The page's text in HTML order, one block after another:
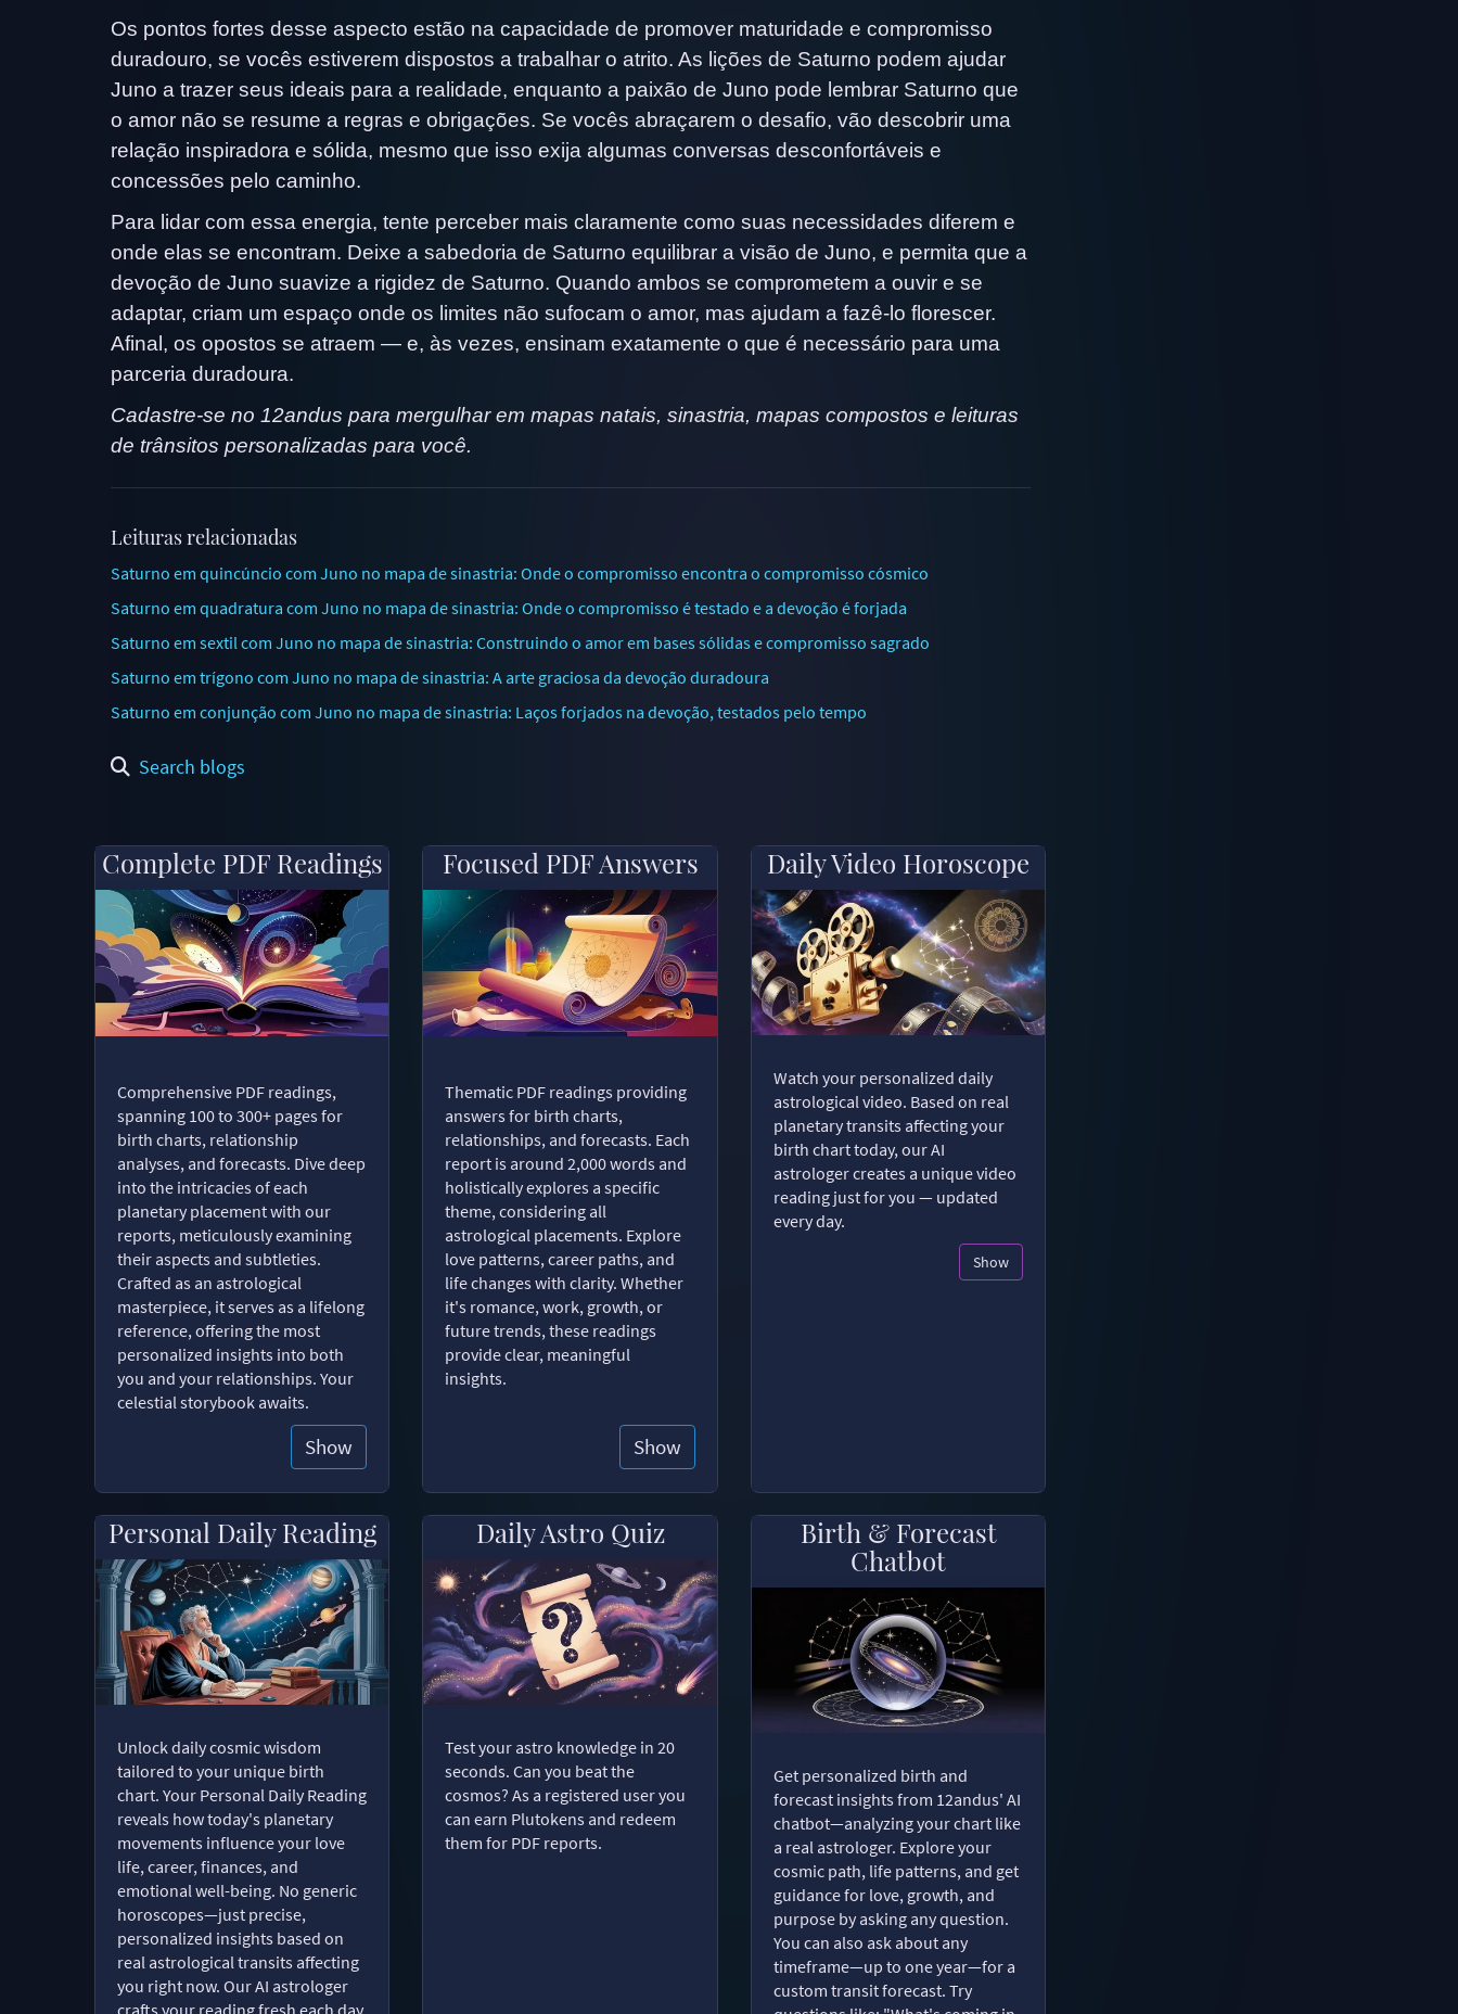
Os pontos fortes desse aspecto estão na capacidade de promover maturidade e compromisso
duradouro, se vocês estiverem dispostos a trabalhar o atrito. As lições de Saturno podem ajudar
Juno a trazer seus ideais para a realidade, enquanto a paixão de Juno pode lembrar Saturno que
o amor não se resume a regras e obrigações. Se vocês abraçarem o desafio, vão descobrir uma
relação inspiradora e sólida, mesmo que isso exija algumas conversas desconfortáveis e
concessões pelo caminho.
Para lidar com essa energia, tente perceber mais claramente como suas necessidades diferem e
onde elas se encontram. Deixe a sabedoria de Saturno equilibrar a visão de Juno, e permita que a
devoção de Juno suavize a rigidez de Saturno. Quando ambos se comprometem a ouvir e se
adaptar, criam um espaço onde os limites não sufocam o amor, mas ajudam a fazê-lo florescer.
Afinal, os opostos se atraem — e, às vezes, ensinam exatamente o que é necessário para uma
parceria duradoura.
Cadastre-se no 12andus para mergulhar em mapas natais, sinastria, mapas compostos e leituras
de trânsitos personalizadas para você.
Leituras relacionadas
Saturno em quincúncio com Juno no mapa de sinastria: Onde o compromisso encontra o compromisso cósmico
Saturno em quadratura com Juno no mapa de sinastria: Onde o compromisso é testado e a devoção é forjada
Saturno em sextil com Juno no mapa de sinastria: Construindo o amor em bases sólidas e compromisso sagrado
Saturno em trígono com Juno no mapa de sinastria: A arte graciosa da devoção duradoura
Saturno em conjunção com Juno no mapa de sinastria: Laços forjados na devoção, testados pelo tempo
Search blogs
Complete PDF Readings
Comprehensive PDF readings,
spanning 100 to 300+ pages for
birth charts, relationship
analyses, and forecasts. Dive deep
into the intricacies of each
planetary placement with our
reports, meticulously examining
their aspects and subtleties.
Crafted as an astrological
masterpiece, it serves as a lifelong
reference, offering the most
personalized insights into both
you and your relationships. Your
celestial storybook awaits.
Show
Focused PDF Answers
Thematic PDF readings providing
answers for birth charts,
relationships, and forecasts. Each
report is around 2,000 words and
holistically explores a specific
theme, considering all
astrological placements. Explore
love patterns, career paths, and
life changes with clarity. Whether
it's romance, work, growth, or
future trends, these readings
provide clear, meaningful
insights.
Show
Daily Video Horoscope
Watch your personalized daily
astrological video. Based on real
planetary transits affecting your
birth chart today, our AI
astrologer creates a unique video
reading just for you — updated
every day.
Show
Personal Daily Reading
Unlock daily cosmic wisdom
tailored to your unique birth
chart. Your Personal Daily Reading
reveals how today's planetary
movements influence your love
life, career, finances, and
emotional well-being. No generic
horoscopes—just precise,
personalized insights based on
real astrological transits affecting
you right now. Our AI astrologer
crafts your reading fresh each day
Daily Astro Quiz
Test your astro knowledge in 20
seconds. Can you beat the
cosmos? As a registered user you
can earn Plutokens and redeem
them for PDF reports.
Birth & Forecast
Chatbot
Get personalized birth and
forecast insights from 12andus' AI
chatbot—analyzing your chart like
a real astrologer. Explore your
cosmic path, life patterns, and get
guidance for love, growth, and
purpose by asking any question.
You can also ask about any
timeframe—up to one year—for a
custom transit forecast. Try